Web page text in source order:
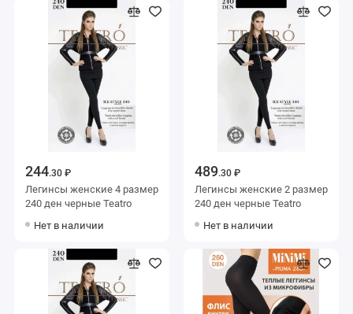
244.30 ₽
Легинсы женские 4 размер
240 ден черные Teatro
Нет в наличии
489.30 ₽
Легинсы женские 2 размер
240 ден черные Teatro
Нет в наличии